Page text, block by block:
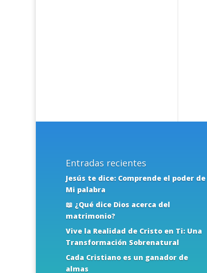
Entradas recientes
Jesús te dice: Comprende el poder de
Mi palabra
📖 ¿Qué dice Dios acerca del
matrimonio?
Vive la Realidad de Cristo en Ti: Una
Transformación Sobrenatural
Cada Cristiano es un ganador de
almas